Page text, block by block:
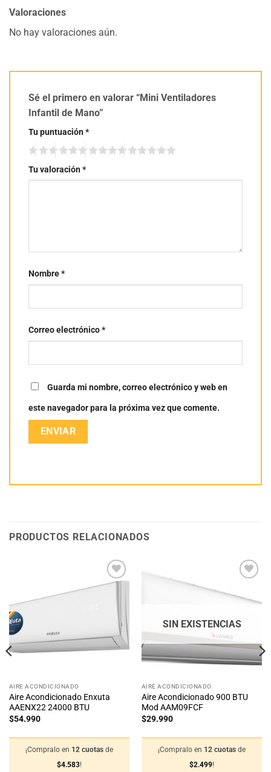
Valoraciones
No hay valoraciones aún.
Sé el primero en valorar “Mini Ventiladores
Infantil de Mano”
Tu puntuación*
Tu valoración*
Nombre*
Correo electrónico*
Guarda mi nombre, correo electrónico y web en
este navegador para la próxima vez que comente.
PRODUCTOS RELACIONADOS
Añadir
deseos
AIRE ACONDICIONADO
Aire Acondicionado Enxuta
AAENX22 24000 BTU
$54.990
¡Compralo en 12 cuotas de
$4.583!
a la
lista
deseos
SIN EXISTENCIAS
AIRE ACONDICIONADO
Aire Acondicionado 900 BTU
Mod AAM09FCF
$29.990
¡Compralo en 12 cuotas de
$2.499!